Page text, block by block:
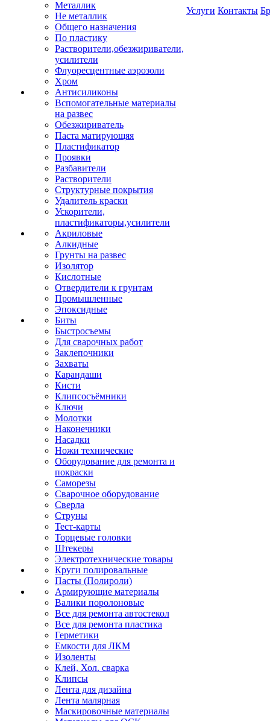
Металлик
Не металлик
Общего назначения
По пластику
Растворители,обезжириватели,
усилители
Флуоресцентные аэрозоли
Хром
Антисиликоны
Вспомогательные материалы
на развес
Обезжириватель
Паста матирующяя
Пластификатор
Проявки
Разбавители
Растворители
Структурные покрытия
Удалитель краски
Ускорители,
пластификаторы,усилители
Акриловые
Алкидные
Грунты на развес
Изолятор
Кислотные
Отвердители к грунтам
Промышленные
Эпоксидные
Биты
Быстросъемы
Для сварочных работ
Заклепочники
Захваты
Карандаши
Кисти
Клипсосъёмники
Ключи
Молотки
Наконечники
Насадки
Ножи технические
Оборудование для ремонта и
покраски
Саморезы
Сварочное оборудование
Сверла
Струны
Тест-карты
Торцевые головки
Штекеры
Электротехнические товары
Круги полировальные
Пасты (Полироли)
Армирующие материалы
Валики поролоновые
Все для ремонта автостекол
Все для ремонта пластика
Герметики
Емкости для ЛКМ
Изоленты
Клей, Хол. сварка
Клипсы
Лента для дизайна
Лента малярная
Маскировочные материалы
Услуги Контакты